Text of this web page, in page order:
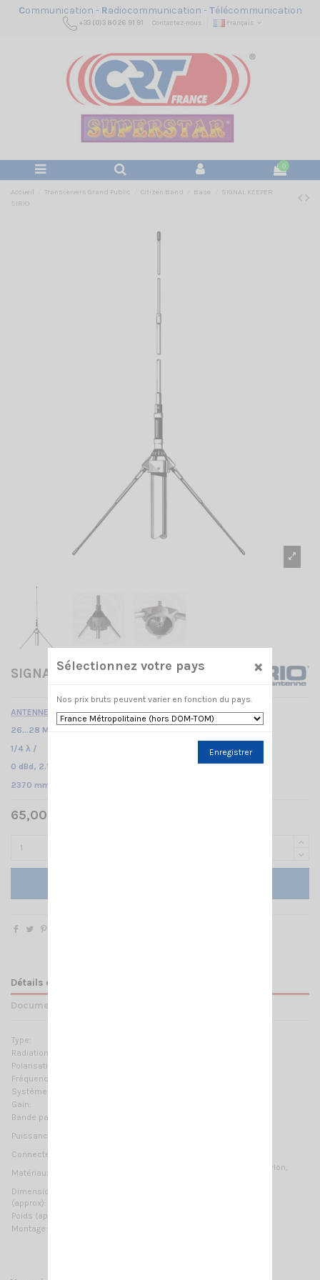
Communication - Radiocommunication -Télécommunication
+33 (0)3 80 26 91 91 Contactez-nous Français
0
Accueil Transceivers Grand Public Citizen Band Base
SIGNAL KEEPER
SIRIO
SIGNAL KEEPER SIRIO
ANTENNE DE BASE CB
26...28 MHz pas de réglage nécessaire /
1/4 λ /
0 dBd, 2.15 dBi /
2370 mm
65,00 € TTC
Détails du produit
Documents joints
Type:
Radiation:
Polarisation:
Fréquences:
Systèmes:
Gain:
Bande passante:
Puissance Max:
Connecteur:
Matériaux:
Aluminium, laiton chromé, acier inoxydable, nylon,
Dimension
(approx):
Poids (approx):
Montage:
Sélectionnez votre pays ×
Nos prix bruts peuvent varier en fonction du pays.
Enregistrer